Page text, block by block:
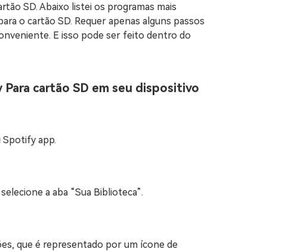
SD. Abaixo listei os programas mais
o cartão SD. Requer apenas alguns passos
E isso pode ser feito dentro do
cartão SD em seu dispositivo
Spotify app.
a aba “Sua Biblioteca”.
que é representado por um ícone de